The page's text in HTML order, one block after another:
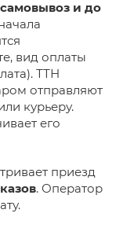
и до
вид оплаты
ТТН
отправляют
курьеру.
его
приезд
. Оператор